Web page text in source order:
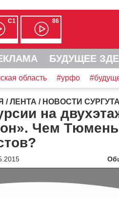
С1 86
БУДУЩЕЕ
область #урфо
/ЛЕНТА / НОВОСТИ СУРГУТА
на
Чем Тюмень